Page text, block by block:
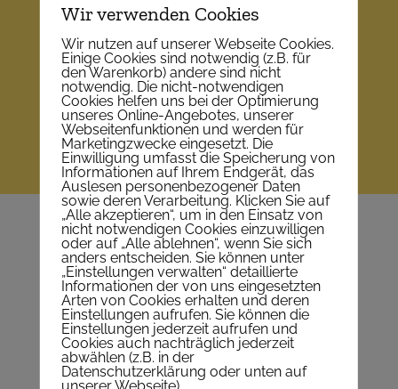
Wofür wir stehen …
Pfarrkalender
Pfarrmedien
Pfarrteams
Das bieten wir an
Sakramente (Taufe, …)
Spiritualität / Liturgie
Gruppen / Gemeinschaft
Wir verwenden Cookies
Wir nutzen auf unserer Webseite Cookies.
Einige Cookies sind notwendig (z.B. für
den Warenkorb) andere sind nicht
notwendig. Die nicht-notwendigen
Cookies helfen uns bei der Optimierung
unseres Online-Angebotes, unserer
Webseitenfunktionen und werden für
Marketingzwecke eingesetzt. Die
Einwilligung umfasst die Speicherung von
Informationen auf Ihrem Endgerät, das
Auslesen personenbezogener Daten
sowie deren Verarbeitung. Klicken Sie auf
„Alle akzeptieren“, um in den Einsatz von
nicht notwendigen Cookies einzuwilligen
oder auf „Alle ablehnen“, wenn Sie sich
anders entscheiden. Sie können unter
„Einstellungen verwalten“ detaillierte
Informationen der von uns eingesetzten
Arten von Cookies erhalten und deren
Einstellungen aufrufen. Sie können die
Einstellungen jederzeit aufrufen und
Cookies auch nachträglich jederzeit
abwählen (z.B. in der
Datenschutzerklärung oder unten auf
unserer Webseite).